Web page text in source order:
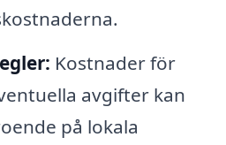
Kostnader för
avgifter kan
på lokala